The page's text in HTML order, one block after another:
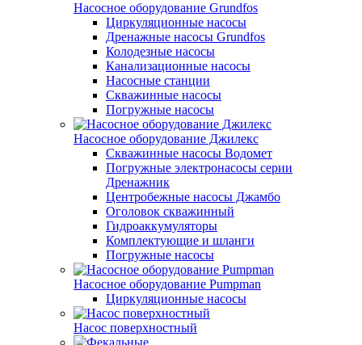
Насосное оборудование Grundfos
Циркуляционные насосы
Дренажные насосы Grundfos
Колодезные насосы
Канализационные насосы
Насосные станции
Скважинные насосы
Погружные насосы
Насосное оборудование Джилекс
Скважинные насосы Водомет
Погружные электронасосы серии
Дренажник
Центробежные насосы Джамбо
Оголовок скважинный
Гидроаккумуляторы
Комплектующие и шланги
Погружные насосы
Насосное оборудование Pumpman
Циркуляционные насосы
Насос поверхностный